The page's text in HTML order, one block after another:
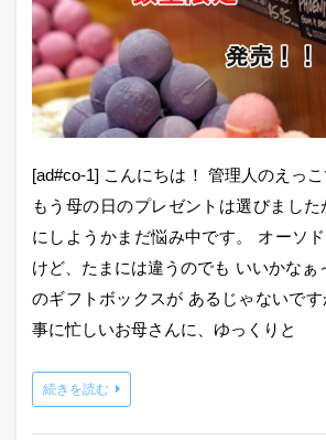
[ad#co-1] こんにちは！ 管理人のえっこ
もう母の日のプレゼントは選びまし
にしようかまだ悩み中です。 オーソ
けど、たまには違うのでも いいかなぁ
のギフトボックスが あるじゃないで
事に忙しいお母さんに、ゆっくりと
続きを読む